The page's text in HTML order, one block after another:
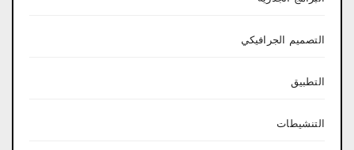
التصميم الجرافيكي
التطبيق
التنشيطات